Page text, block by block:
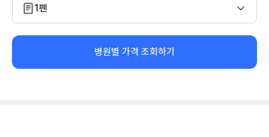
1펜
병원별 가격 조회하기